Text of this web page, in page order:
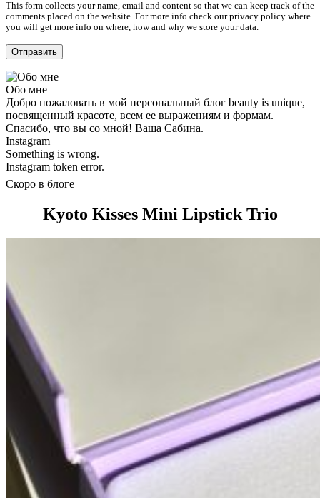
This form collects your name, email and content so that we can keep track of the
comments placed on the website. For more info check our privacy policy where
you will get more info on where, how and why we store your data.
Обо мне
Добро пожаловать в мой персональный блог beauty is unique,
посвященный красоте, всем ее выражениям и формам.
Спасибо, что вы со мной! Ваша Сабина.
Instagram
Something is wrong.
Instagram token error.
Скоро в блоге
Kyoto Kisses Mini Lipstick Trio